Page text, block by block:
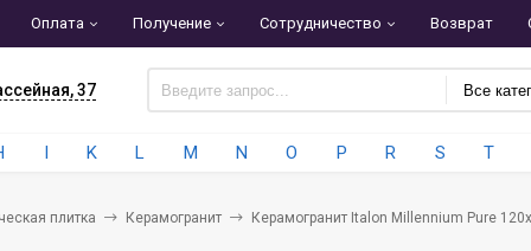
Оплата Получение Сотрудничество Возврат
37 Все
I K L M N O P R S T
плитка Керамогранит Керамогранит Italon Millennium Pure